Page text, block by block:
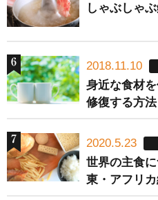
しゃぶしゃ
2018.11.10
身近な食材
修復する方法
2020.5.23
世界の主食
東・アフリカ